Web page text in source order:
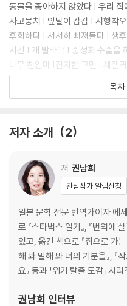
이 책은 한 가족이 반려동물을 만
보여준다. 혐오가 너무 쉬워진 세
해하고 안을 수 있을까? 어린 강아
삶의 아름다움을 선사했듯이, 작
다주는지 알 수 있다.
동물을 좋아하지 않았다 | 우리
사고뭉치 | 앞날이 캄캄 | 시행착
후회하다 | 서서히 빠져들다 | 생
시간 | 개 발바닥 | 중성화 수술을
나무 친엄마 |진지한 고민 | 세젤
2 나무 덕분에 세상이 아름다워
무죠? | 시커먼 개를 집에 데려오
산책길에 갑자기 다리를 절다 |
블랙이냐
3 좀 천천히 늙어가자, 나무야
개념견 | 개념견 | 혹 수술 | 수술
동안 이별하기 | 나무가 좀 이상
과에 가다 | 망막변성 | 개는 시력
얘는 보이지가 않아요 | 슬슬 편식
목차
저자 소개 2
저 권남희
관심작가 알림신청
일본 문학 전문 번역가이자 에
로 『스타벅스 일기』, 『번역에
있고, 옮긴 책으로 『집으로 가는
해 봐 말해 봐 너의 기분을』, 『
요』 등과 「위기 탈출 도감」 시
권남희 인터뷰